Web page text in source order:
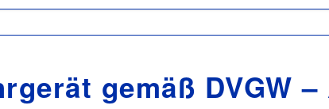
gemäß DVGW